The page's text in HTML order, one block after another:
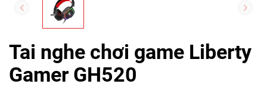
Tai nghe chơi game Liberty
Gamer GH520